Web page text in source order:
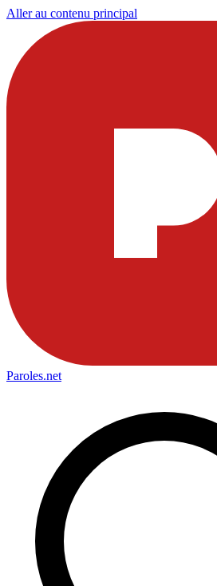
Aller au contenu principal
Paroles.net